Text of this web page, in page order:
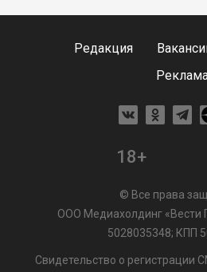
Редакция
18+
© Все права
ООО Медиахолдинг «Вести
5028035348; КПП
Свидетельство о регистрации